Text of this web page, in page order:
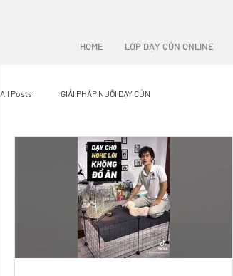
HOME LỚP DẠY CÚN ONLINE
All Posts GIẢI PHÁP NUÔI DẠY CÚN